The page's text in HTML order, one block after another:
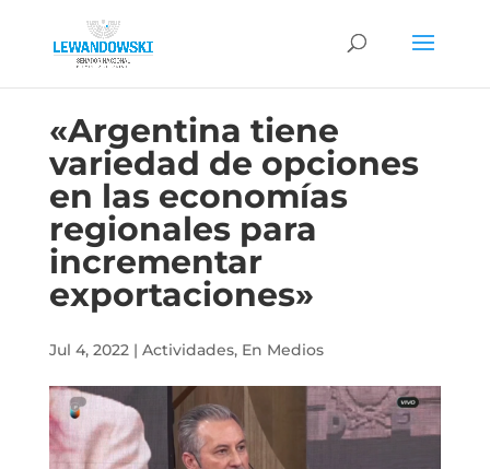
«Argentina tiene
variedad de opciones
en las economías
regionales para
incrementar
exportaciones»
Jul 4, 2022| Actividades, En Medios